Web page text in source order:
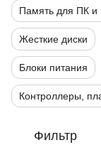
Память для ПК и
Жесткие диски
Блоки питания
Контроллеры,
Фильтр